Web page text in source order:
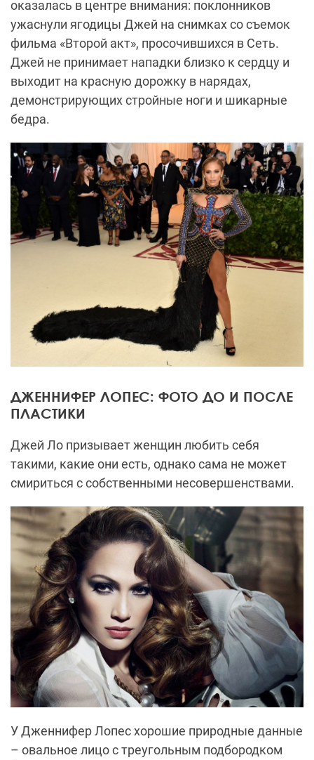
оказалась в центре внимания: поклонников
ужаснули ягодицы Джей на снимках со съемок
фильма «Второй акт», просочившихся в Сеть.
Джей не принимает нападки близко к сердцу и
выходит на красную дорожку в нарядах,
демонстрирующих стройные ноги и шикарные
бедра.
ДЖЕННИФЕР ЛОПЕС: ФОТО ДО И ПОСЛЕ
ПЛАСТИКИ
Джей Ло призывает женщин любить себя
такими, какие они есть, однако сама не может
смириться с собственными несовершенствами.
У Дженнифер Лопес хорошие природные данные
– овальное лицо с треугольным подбородком